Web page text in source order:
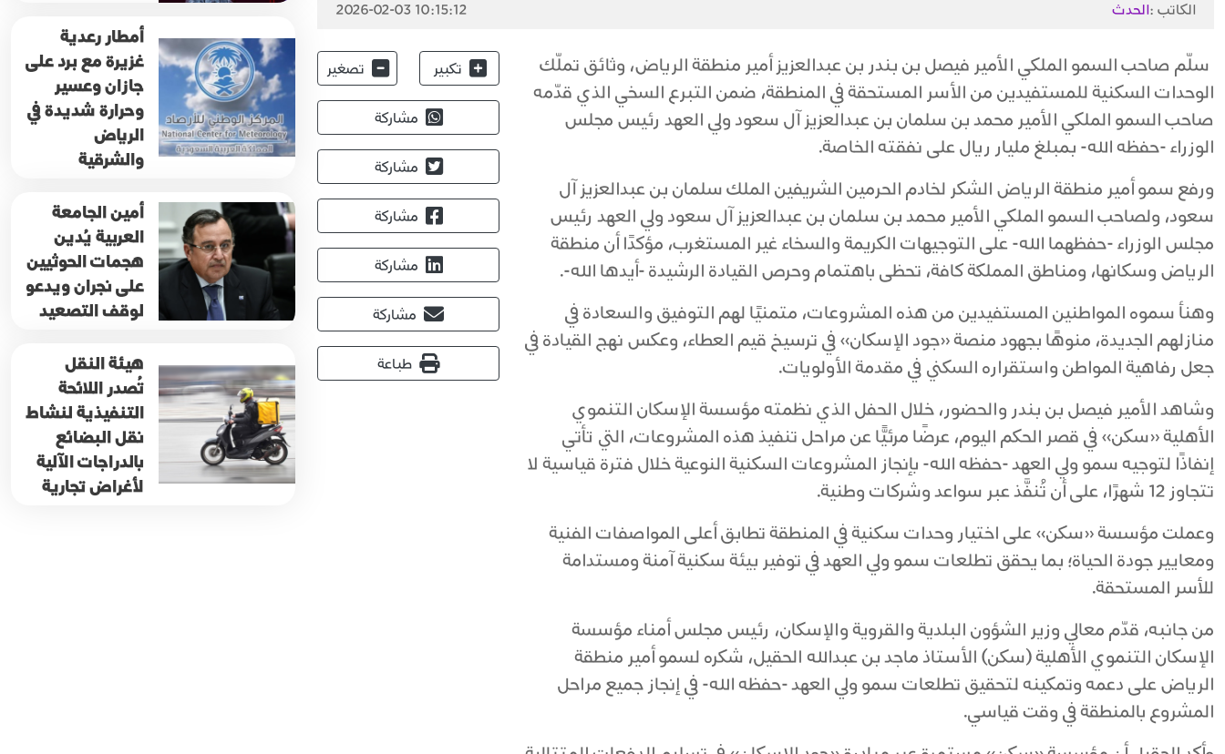
الكاتب :الحدث 2026-02-03 10:15:12
سلّم صاحب السمو الملكي الأمير فيصل بن بندر بن عبدالعزيز أمير منطقة الرياض، وثائق تملّك
الوحدات السكنية للمستفيدين من الأسر المستحقة في المنطقة، ضمن التبرع السخي الذي قدّمه
صاحب السمو الملكي الأمير محمد بن سلمان بن عبدالعزيز آل سعود ولي العهد رئيس مجلس
الوزراء -حفظه الله- بمبلغ مليار ريال على نفقته الخاصة.
ورفع سمو أمير منطقة الرياض الشكر لخادم الحرمين الشريفين الملك سلمان بن عبدالعزيز آل
سعود، ولصاحب السمو الملكي الأمير محمد بن سلمان بن عبدالعزيز آل سعود ولي العهد رئيس
مجلس الوزراء -حفظهما الله- على التوجيهات الكريمة والسخاء غير المستغرب، مؤكدًا أن منطقة
الرياض وسكانها، ومناطق المملكة كافة، تحظى باهتمام وحرص القيادة الرشيدة -أيدها الله-.
وهنأ سموه المواطنين المستفيدين من هذه المشروعات، متمنيًا لهم التوفيق والسعادة في
منازلهم الجديدة، منوهًا بجهود منصة «جود الإسكان» في ترسيخ قيم العطاء، وعكس نهج القيادة في
جعل رفاهية المواطن واستقراره السكني في مقدمة الأولويات.
وشاهد الأمير فيصل بن بندر والحضور، خلال الحفل الذي نظمته مؤسسة الإسكان التنموي
الأهلية «سكن» في قصر الحكم اليوم، عرضًا مرئيًّا عن مراحل تنفيذ هذه المشروعات، التي تأتي
إنفاذًا لتوجيه سمو ولي العهد -حفظه الله- بإنجاز المشروعات السكنية النوعية خلال فترة قياسية لا
تتجاوز 12 شهرًا، على أن تُنفَّذ عبر سواعد وشركات وطنية.
وعملت مؤسسة «سكن» على اختيار وحدات سكنية في المنطقة تطابق أعلى المواصفات الفنية
ومعايير جودة الحياة؛ بما يحقق تطلعات سمو ولي العهد في توفير بيئة سكنية آمنة ومستدامة
للأسر المستحقة.
من جانبه، قدّم معالي وزير الشؤون البلدية والقروية والإسكان، رئيس مجلس أمناء مؤسسة
الإسكان التنموي الأهلية (سكن) الأستاذ ماجد بن عبدالله الحقيل، شكره لسمو أمير منطقة
الرياض على دعمه وتمكينه لتحقيق تطلعات سمو ولي العهد -حفظه الله- في إنجاز جميع مراحل
المشروع بالمنطقة في وقت قياسي.
تكبير تصغير
مشاركة
مشاركة
مشاركة
مشاركة
مشاركة
طباعة
أمطار رعدية
غزيرة مع برد على
جازان وعسير
وحرارة شديدة في
الرياض
والشرقية
أمين الجامعة
العربية يُدين
هجمات الحوثيين
على نجران ويدعو
لوقف التصعيد
هيئة النقل
تُصدر اللائحة
التنفيذية لنشاط
نقل البضائع
بالدراجات الآلية
لأغراض تجارية